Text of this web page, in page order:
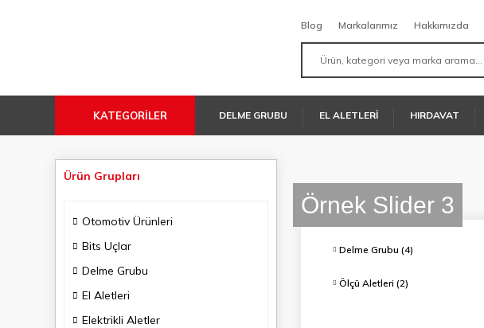
Blog Markalarımız Hakkımızda
KATEGORİLER DELME GRUBU EL ALETLERİ HIRDAVAT
Ürün Grupları
Otomotiv Ürünleri
Bits Uçlar
Delme Grubu
El Aletleri
Elektrikli Aletler
Örnek Slider 1
Örnek Slider 2
Örnek Slider 3
Delme Grubu (4)
Ölçü Aletleri (2)